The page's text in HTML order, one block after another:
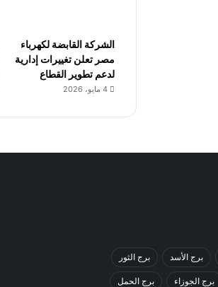
الشركة القابضة لكهرباء
مصر تعلن تغييرات إدارية
لدعم تطوير القطاع
4 مايو، 2026
برج الأسد برج الثور
برج الجوزاء برج الحمل